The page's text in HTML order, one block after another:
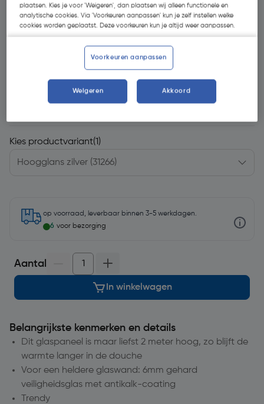
€ 369,00| Excl. btw € 304,96
Kies productvariant(1)
op voorraad, leverbaar binnen 3-5 werkdagen.
6 voor bezorging
Aantal
In winkelwagen
Belangrijkste kenmerken en details
Dit glaspaneel is maar liefst 2 meter hoog, zo blijft de
warmte langer in de douche
Voor een heldere glaswand: 6mm gehard
veiligheidsglas met antikalk-coating
Trendy
plaatsen. Kies je voor 'Weigeren', dan plaatsen wij alleen functionele en
analytische cookies. Via 'Voorkeuren aanpassen' kun je zelf instellen welke
cookies worden geplaatst. Deze voorkeuren kun je altijd weer aanpassen.
Voorkeuren aanpassen
Weigeren Akkoord